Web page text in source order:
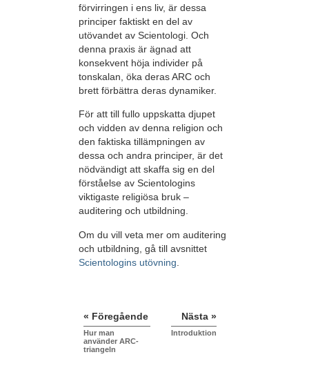
förvirringen i ens liv, är dessa
principer faktiskt en del av
utövandet av Scientologi. Och
denna praxis är ägnad att
konsekvent höja individer på
tonskalan, öka deras ARC och
brett förbättra deras dynamiker.
För att till fullo uppskatta djupet
och vidden av denna religion och
den faktiska tillämpningen av
dessa och andra principer, är det
nödvändigt att skaffa sig en del
förståelse av Scientologins
viktigaste religiösa bruk –
auditering och utbildning.
Om du vill veta mer om auditering
och utbildning, gå till avsnittet
Scientologins utövning
« Föregående
Hur man
använder ARC-
triangeln
Nästa »
Introduktion